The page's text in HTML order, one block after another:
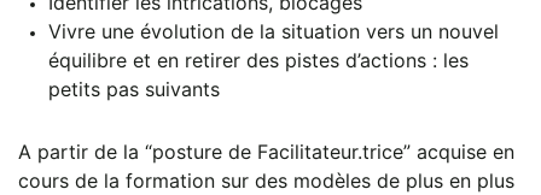
Vivre une évolution de la situation vers un nouvel
équilibre et en retirer des pistes d’actions : les
petits pas suivants
A partir de la “posture de Facilitateur.trice” acquise en
cours de la formation sur des modèles de plus en plus